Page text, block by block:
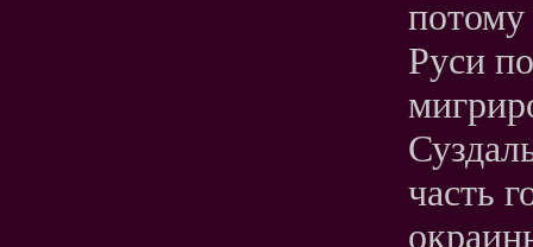
потому
Руси
часть